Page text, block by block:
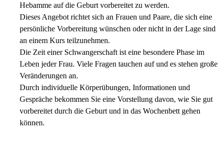
Hebamme auf die Geburt vorbereitet zu werden.
Dieses Angebot richtet sich an Frauen und Paare, die sich eine
persönliche Vorbereitung wünschen oder nicht in der Lage sind
an einem Kurs teilzunehmen.
Die Zeit einer Schwangerschaft ist eine besondere Phase im
Leben jeder Frau. Viele Fragen tauchen auf und es stehen große
Veränderungen an.
Durch individuelle Körperübungen, Informationen und
Gespräche bekommen Sie eine Vorstellung davon, wie Sie gut
vorbereitet durch die Geburt und in das Wochenbett gehen
können.